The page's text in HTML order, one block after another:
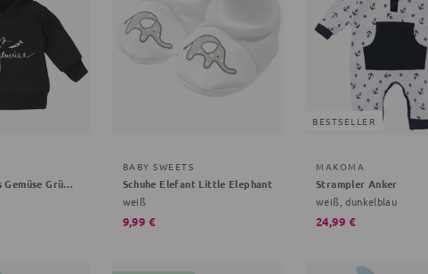
Hoodie Junges Gemüse Grüße, Gemüse
BABY SWEETS
Schuhe Elefant Little Elephant
weiß
9,99 €
BESTSELLER
MAKOMA
Strampler Anker
weiß, dunkelblau
24,99 €